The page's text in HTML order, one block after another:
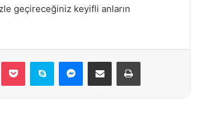
geçireceğiniz keyifli anların
Pocket Skype Messenger
E-Posta ile paylaş Yazdır